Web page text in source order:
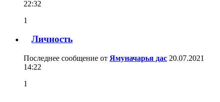
22:32
1
Личность
Последнее сообщение от Ямуначарья дас 20.07.2021
14:22
1